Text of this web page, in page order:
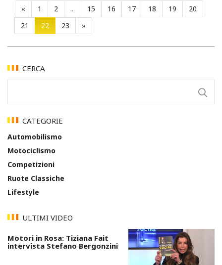
« 1 2 ... 15 16 17 18 19
20
21
22 23 »
CERCA
CATEGORIE
Automobilismo
Motociclismo
Competizioni
Ruote Classiche
Lifestyle
ULTIMI VIDEO
Motori in Rosa: Tiziana Fait
intervista Stefano Bergonzini